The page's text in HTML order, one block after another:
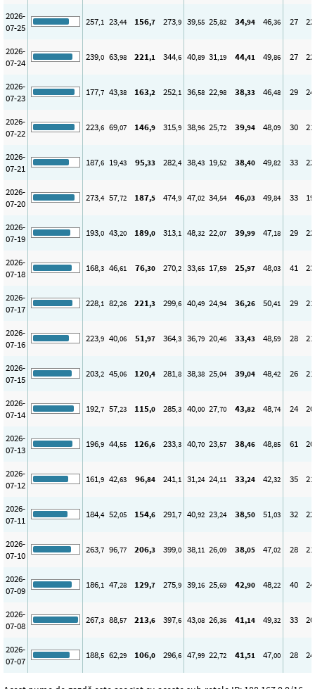
2026-
07-25
257,1 23,44 156,7 273,9 39,55 25,82 34,94 46,36 27 22
2026-
07-24
239,0 63,98 221,1 344,6 40,89 31,19 44,41 49,86 27 22
2026-
07-23
177,7 43,38 163,2 252,1 36,58 22,98 38,33 46,48 29 24
2026-
07-22
223,6 69,07 146,9 315,9 38,96 25,72 39,94 48,09 30 21
2026-
07-21
187,6 19,43 95,33 282,4 38,43 19,52 38,40 49,82 33 22
2026-
07-20
273,4 57,72 187,5 474,9 47,02 34,54 46,03 49,84 33 19
2026-
07-19
193,0 43,20 189,0 313,1 48,32 22,07 39,99 47,18 29 22
2026-
07-18
168,3 46,61 76,30 270,2 33,65 17,59 25,97 48,03 41 23
2026-
07-17
228,1 82,26 221,3 299,6 40,49 24,94 36,26 50,41 29 21
2026-
07-16
223,9 40,06 51,97 364,3 36,79 20,46 33,43 48,59 28 21
2026-
07-15
203,2 45,06 120,4 281,8 38,38 25,04 39,04 48,42 26 21
2026-
07-14
192,7 57,23 115,0 285,3 40,00 27,70 43,82 48,74 24 20
2026-
07-13
196,9 44,55 126,6 233,3 40,70 23,57 38,46 48,85 61 20
2026-
07-12
161,9 42,63 96,84 241,1 31,24 24,11 33,24 42,32 35 21
2026-
07-11
184,4 52,05 154,6 291,7 40,92 23,24 38,50 51,03 32 22
2026-
07-10
263,7 96,77 206,3 399,0 38,11 26,09 38,05 47,02 28 21
2026-
07-09
186,1 47,28 129,7 275,9 39,16 25,69 42,90 48,22 40 24
2026-
07-08
267,3 88,57 213,6 397,6 43,08 26,36 41,14 49,32 33 20
2026-
07-07
188,5 62,29 106,0 296,6 47,99 22,72 41,51 47,00 28 24